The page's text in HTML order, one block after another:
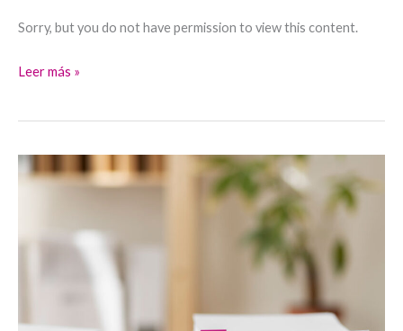
Sorry, but you do not have permission to view this content.
Leer más »
BLOQUE
DE